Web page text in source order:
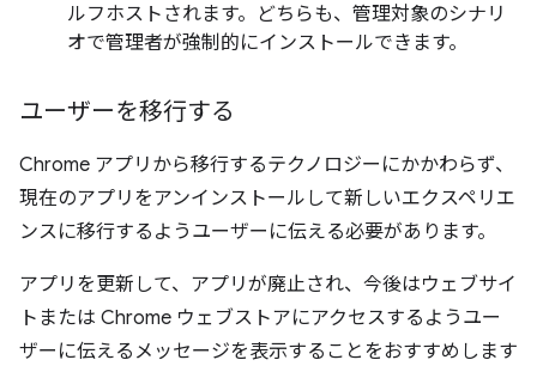
ルフホストされます。どちらも、管理対象のシナリ
オで管理者が強制的にインストールできます。
ユーザーを移行する
Chrome アプリから移行するテクノロジーにかかわらず、
現在のアプリをアンインストールして新しいエクスペリエ
ンスに移行するようユーザーに伝える必要があります。
アプリを更新して、アプリが廃止され、今後はウェブサイ
トまたは Chrome ウェブストアにアクセスするようユー
ザーに伝えるメッセージを表示することをおすすめします